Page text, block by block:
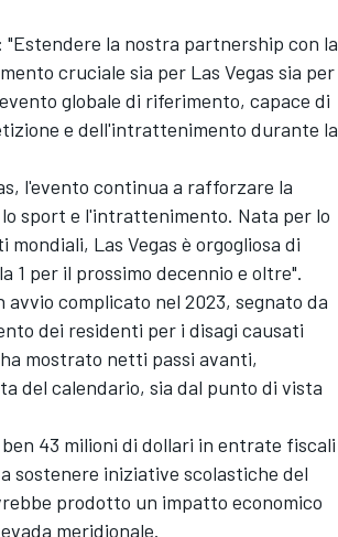
"Estendere la nostra partnership con la
cruciale sia per Las Vegas sia per
globale di riferimento, capace di
e dell'intrattenimento durante la
l'evento continua a rafforzare la
sport e l'intrattenimento. Nata per lo
Las Vegas è orgogliosa di
1 per il prossimo decennio e oltre".
avvio complicato nel 2023, segnato da
dei residenti per i disagi causati
mostrato netti passi avanti,
del calendario, sia dal punto di vista
ben 43 milioni di dollari in entrate
a sostenere iniziative scolastiche
prodotto un impatto
meridionale.